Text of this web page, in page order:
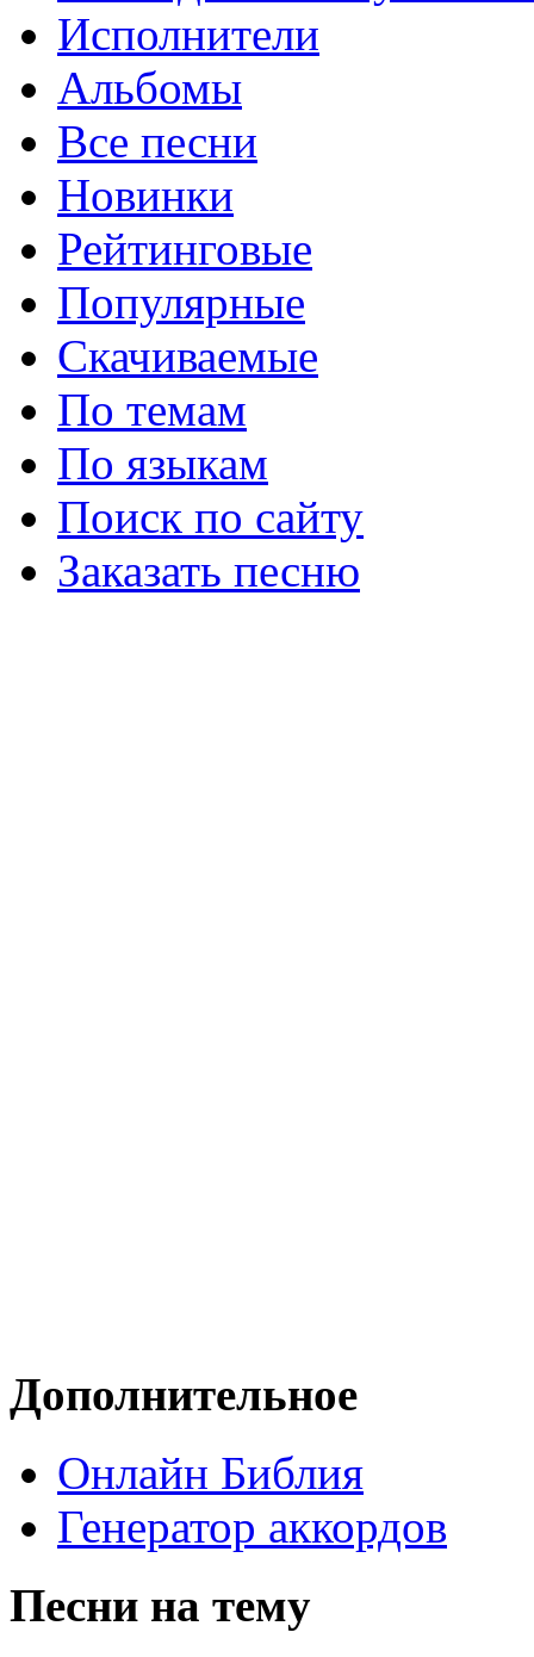
Исполнители
Альбомы
Все песни
Новинки
Рейтинговые
Популярные
Скачиваемые
По темам
По языкам
Поиск по сайту
Заказать песню
Дополнительное
Онлайн Библия
Генератор аккордов
Песни на тему